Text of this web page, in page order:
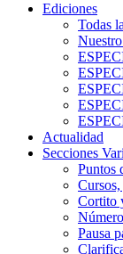
Ediciones
Todas
Actualidad
Secciones
Puntos
Cortito
Pausa